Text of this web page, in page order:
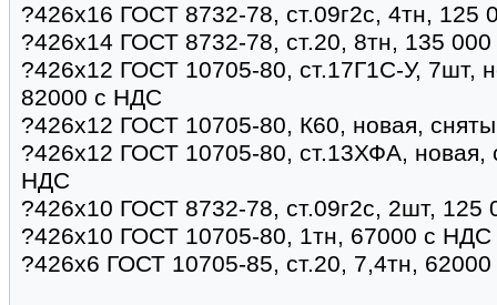
?426х16 ГОСТ 8732-78, ст.09г2с, 4тн, 125
?426х14 ГОСТ 8732-78, ст.20, 8тн, 135
?426х12 ГОСТ 10705-80, ст.17Г1С-У, 7шт,
82000 с НДС
?426х12 ГОСТ 10705-80, К60, новая,
?426х12 ГОСТ 10705-80, ст.13ХФА, новая,
НДС
?426х10 ГОСТ 8732-78, ст.09г2с, 2шт,
?426х10 ГОСТ 10705-80, 1тн, 67000 с НДС
?426х6 ГОСТ 10705-85, ст.20, 7,4тн,